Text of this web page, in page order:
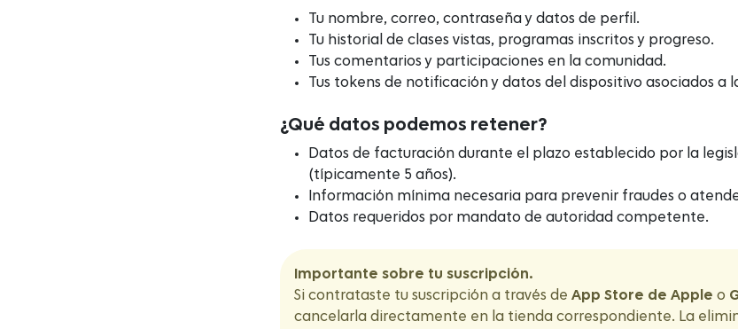
Tu nombre, correo, contraseña y datos de perfil.
Tu historial de clases vistas, programas inscritos y progreso.
Tus comentarios y participaciones en la comunidad.
Tus tokens de notificación y datos del dispositivo asociados a
¿Qué datos podemos retener?
Datos de facturación durante el plazo establecido por la
(típicamente 5 años).
Información mínima necesaria para prevenir fraudes o
Datos requeridos por mandato de autoridad competente.
Importante sobre tu suscripción.
Si contrataste tu suscripción a través de App Store de Apple o
cancelarla directamente en la tienda correspondiente. La